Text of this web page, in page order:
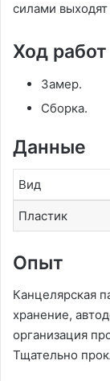
силами выходят
Ход работ
Замер.
Сборка.
Данные
Вид
Пластик
Опыт
Канцелярская
хранение,
организация
Тщательно